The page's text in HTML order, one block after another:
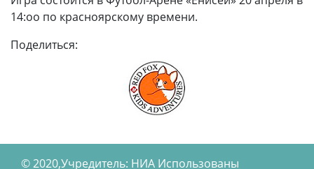
14:оо по красноярскому времени.
Поделиться:
© 2020,Учредитель: НИА Использованы